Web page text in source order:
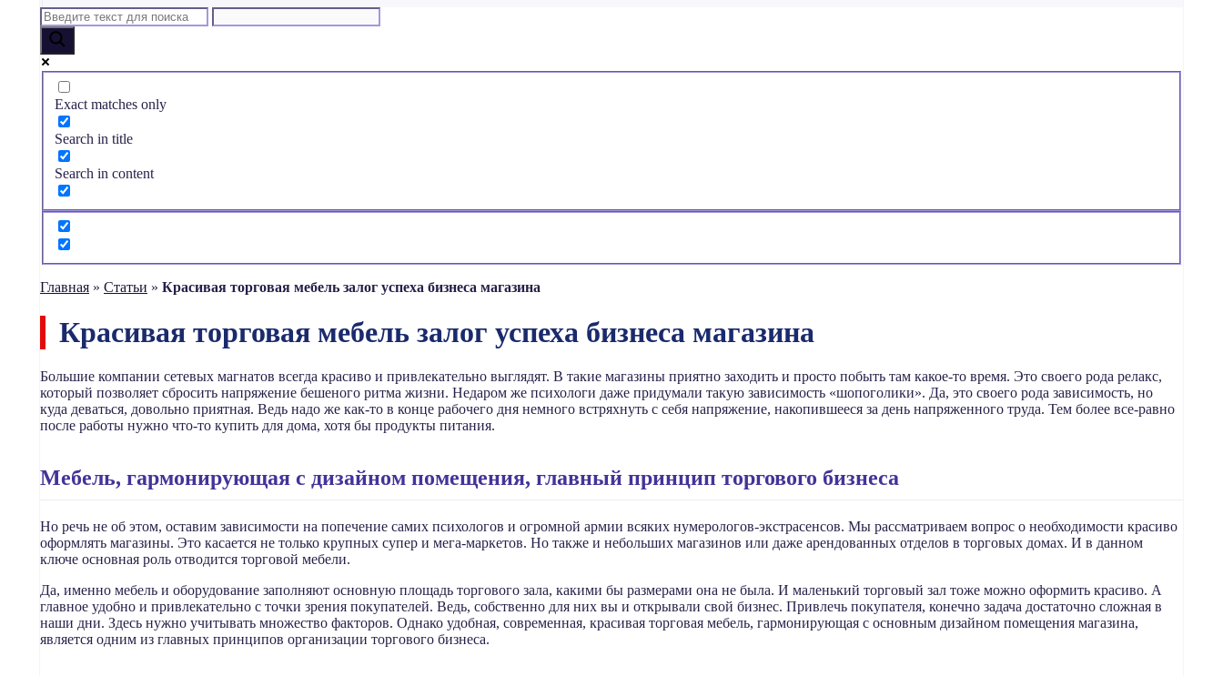
Exact matches only
Search in title
Search in content
Главная » Статьи » Красивая торговая мебель залог успеха бизнеса магазина
Красивая торговая мебель залог успеха бизнеса магазина
Большие компании сетевых магнатов всегда красиво и привлекательно выглядят. В такие магазины приятно заходить и просто побыть там какое-то время. Это своего рода релакс,
который позволяет сбросить напряжение бешеного ритма жизни. Недаром же психологи даже придумали такую зависимость «шопоголики». Да, это своего рода зависимость, но
куда деваться, довольно приятная. Ведь надо же как-то в конце рабочего дня немного встряхнуть с себя напряжение, накопившееся за день напряженного труда. Тем более все-равно
после работы нужно что-то купить для дома, хотя бы продукты питания.
Мебель, гармонирующая с дизайном помещения, главный принцип торгового бизнеса
Но речь не об этом, оставим зависимости на попечение самих психологов и огромной армии всяких нумерологов-экстрасенсов. Мы рассматриваем вопрос о необходимости красиво
оформлять магазины. Это касается не только крупных супер и мега-маркетов. Но также и небольших магазинов или даже арендованных отделов в торговых домах. И в данном
ключе основная роль отводится торговой мебели.
Да, именно мебель и оборудование заполняют основную площадь торгового зала, какими бы размерами она не была. И маленький торговый зал тоже можно оформить красиво. А
главное удобно и привлекательно с точки зрения покупателей. Ведь, собственно для них вы и открывали свой бизнес. Привлечь покупателя, конечно задача достаточно сложная в
наши дни. Здесь нужно учитывать множество факторов. Однако удобная, современная, красивая торговая мебель, гармонирующая с основным дизайном помещения магазина,
является одним из главных принципов организации торгового бизнеса.